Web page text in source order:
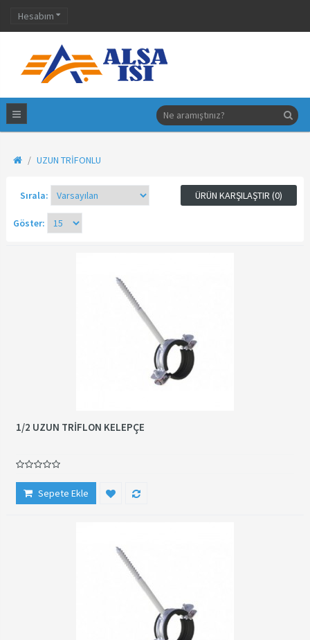
Hesabım
UZUN TRIFONLU
ÜRÜN KARŞILAŞTIR (0)
Sırala:
Göster:
1/2 UZUN TRİFLON KELEPÇE
Sepete Ekle